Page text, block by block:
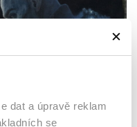
dat a úpravě reklam
se
30 dní dlouhá noc